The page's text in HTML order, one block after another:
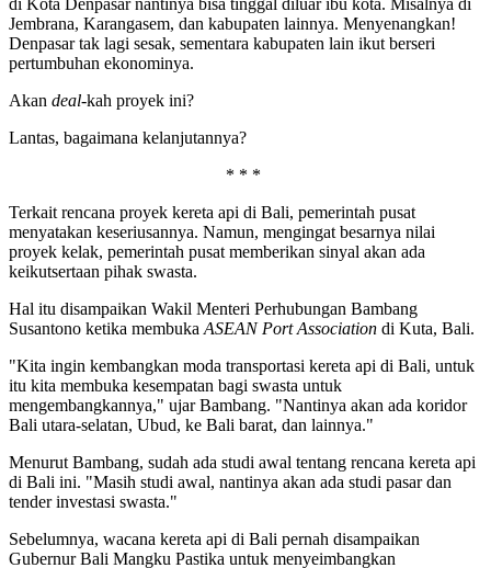
Jembrana, Karangasem, dan kabupaten lainnya. Menyenangkan!
Denpasar tak lagi sesak, sementara kabupaten lain ikut berseri
pertumbuhan ekonominya.
Akan deal-kah proyek ini?
Lantas, bagaimana kelanjutannya?
* * *
Terkait rencana proyek kereta api di Bali, pemerintah pusat
menyatakan keseriusannya. Namun, mengingat besarnya nilai
proyek kelak, pemerintah pusat memberikan sinyal akan ada
keikutsertaan pihak swasta.
Hal itu disampaikan Wakil Menteri Perhubungan Bambang
Susantono ketika membuka ASEAN Port Association di Kuta, Bali.
"Kita ingin kembangkan moda transportasi kereta api di Bali, untuk
itu kita membuka kesempatan bagi swasta untuk
mengembangkannya," ujar Bambang. "Nantinya akan ada koridor
Bali utara-selatan, Ubud, ke Bali barat, dan lainnya."
Menurut Bambang, sudah ada studi awal tentang rencana kereta api
di Bali ini. "Masih studi awal, nantinya akan ada studi pasar dan
tender investasi swasta."
Sebelumnya, wacana kereta api di Bali pernah disampaikan
Gubernur Bali Mangku Pastika untuk menyeimbangkan